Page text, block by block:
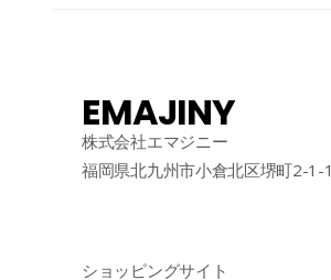
EMAJINY
株式会社エマジニー
福岡県北九州市小倉北区堺町2-1-1
ショッピングサイト